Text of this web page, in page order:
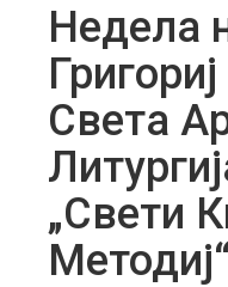
Недела
Света
„Свети